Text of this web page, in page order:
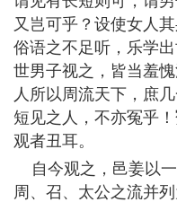
又岂可乎？设使女人
俗语之不足听，乐学
世男子视之，皆当羞
人所以周流天下，庶
短见之人，不亦冤乎
观者丑耳。
自今观之，邑姜以
周、召、太公之流并